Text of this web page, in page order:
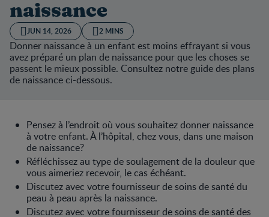
naissance
JUN 14, 2026 2 MINS
Donner naissance à un enfant est moins effrayant si vous
avez préparé un plan de naissance pour que les choses se
passent le mieux possible. Consultez notre guide des plans
de naissance ci-dessous.
Pensez à l’endroit où vous souhaitez donner naissance
à votre enfant. À l’hôpital, chez vous, dans une maison
de naissance?
Réfléchissez au type de soulagement de la douleur que
vous aimeriez recevoir, le cas échéant.
Discutez avec votre fournisseur de soins de santé du
peau à peau après la naissance.
Discutez avec votre fournisseur de soins de santé des